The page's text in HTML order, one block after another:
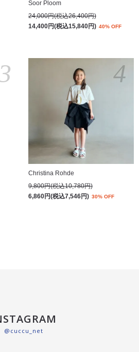
Soor Ploom
24,000円(税込26,400円)
14,400円(税込15,840円) 40% OFF
Christina Rohde
9,800円(税込10,780円)
6,860円(税込7,546円) 30% OFF
4
@cuccu_net